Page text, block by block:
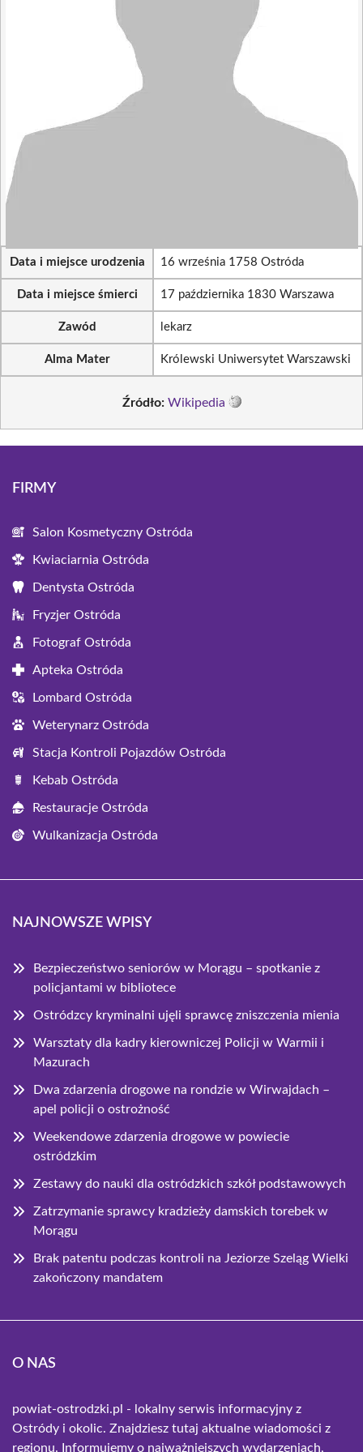
Data i miejsce urodzenia 16 września 1758 Ostróda
Data i miejsce śmierci 17 października 1830 Warszawa
Zawód lekarz
Alma Mater Królewski Uniwersytet Warszawski
Źródło: Wikipedia
FIRMY
Salon Kosmetyczny Ostróda
Kwiaciarnia Ostróda
Dentysta Ostróda
Fryzjer Ostróda
Fotograf Ostróda
Apteka Ostróda
Lombard Ostróda
Weterynarz Ostróda
Stacja Kontroli Pojazdów Ostróda
Kebab Ostróda
Restauracje Ostróda
Wulkanizacja Ostróda
NAJNOWSZE WPISY
Bezpieczeństwo seniorów w Morągu – spotkanie z
policjantami w bibliotece
Ostródzcy kryminalni ujęli sprawcę zniszczenia mienia
Warsztaty dla kadry kierowniczej Policji w Warmii i
Mazurach
Dwa zdarzenia drogowe na rondzie w Wirwajdach –
apel policji o ostrożność
Weekendowe zdarzenia drogowe w powiecie
ostródzkim
Zestawy do nauki dla ostródzkich szkół podstawowych
Zatrzymanie sprawcy kradzieży damskich torebek w
Morągu
Brak patentu podczas kontroli na Jeziorze Szeląg Wielki
zakończony mandatem
O NAS
powiat-ostrodzki.pl - lokalny serwis informacyjny z
Ostródy i okolic. Znajdziesz tutaj aktualne wiadomości z
regionu. Informujemy o najważniejszych wydarzeniach,